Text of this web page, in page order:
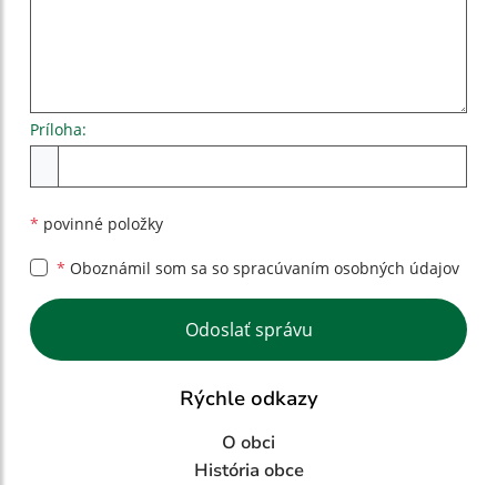
Príloha:
* povinné položky
* Oboznámil som sa so spracúvaním osobných údajov
Google reCaptcha Response
Odoslať správu
Rýchle odkazy
O obci
História obce